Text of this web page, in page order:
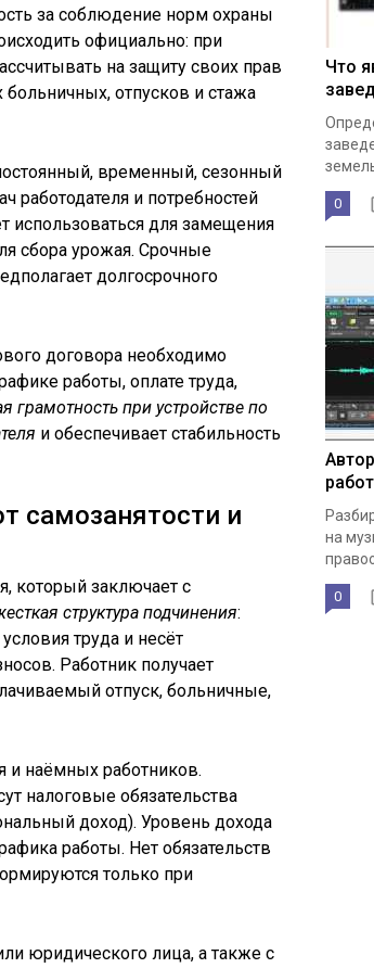
за соблюдение норм охраны
официально: при
на защиту своих прав
отпусков и стажа
временный, сезонный
работодателя и потребностей
для замещения
сбора урожая. Срочные
долгосрочного
договора необходимо
работы, оплате труда,
грамотность при устройстве по
и обеспечивает стабильность
самозанятости и
который заключает с
структура подчинения:
труда и несёт
Работник получает
отпуск, больничные,
и наёмных работников.
налоговые обязательства
доход). Уровень дохода
работы. Нет обязательств
только при
юридического лица, а также с
Что
0
на
0